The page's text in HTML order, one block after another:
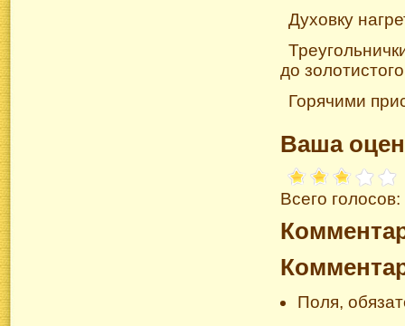
Духовку
до
Горячими
Ваша
Всего
Поля,